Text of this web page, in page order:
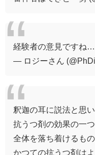
経験者の意見ですね…
— ロジーさん
釈迦の耳に説法と思い
抗うつ剤の効果の一
全体を落ち着けるもの
かつての抗うつ剤は